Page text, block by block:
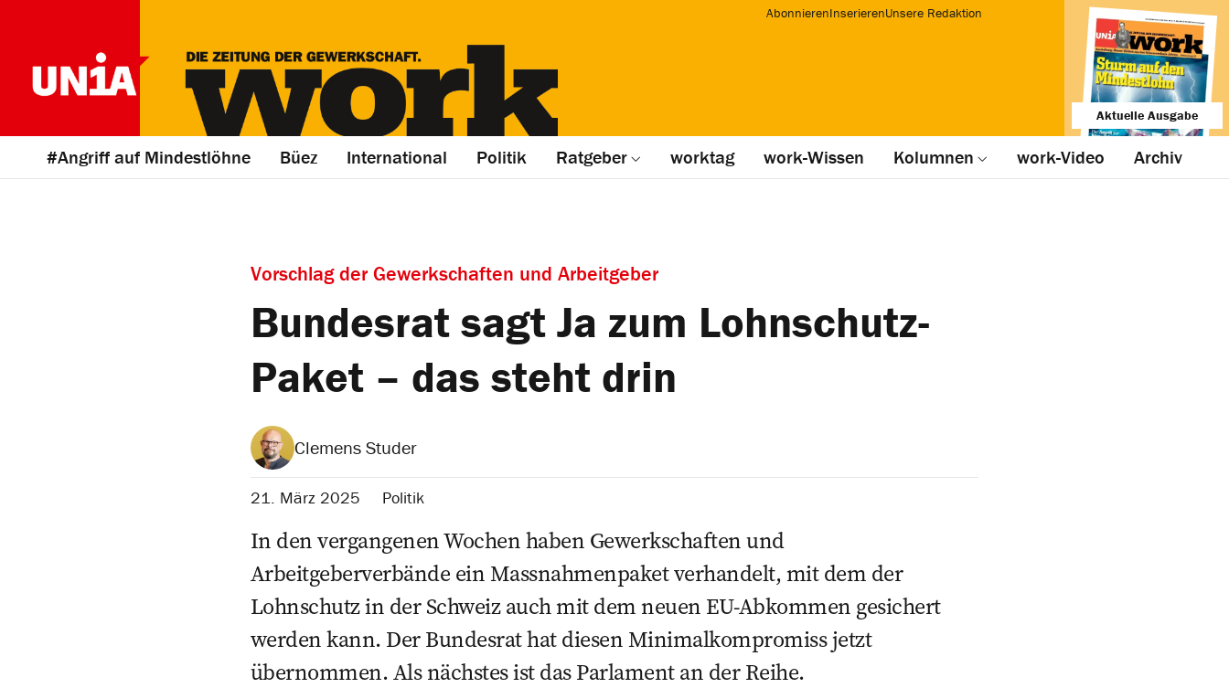
AbonnierenInserierenUnsere Redaktion
Aktuelle Ausgabe
#Angriff auf Mindestlöhne Büez International Politik Ratgeber worktag work-Wissen Kolumnen work-Video Archiv
Vorschlag der Gewerkschaften und Arbeitgeber
Bundesrat sagt Ja zum Lohnschutz-
Paket – das steht drin
Clemens Studer
21. März 2025 Politik
In den vergangenen Wochen haben Gewerkschaften und
Arbeitgeberverbände ein Massnahmenpaket verhandelt, mit dem der
Lohnschutz in der Schweiz auch mit dem neuen EU-Abkommen gesichert
werden kann. Der Bundesrat hat diesen Minimalkompromiss jetzt
übernommen. Als nächstes ist das Parlament an der Reihe.